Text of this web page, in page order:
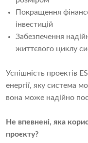
Покращення
інвестицій
Забезпечення
життєвого циклу
Успішність проектів
енергії, яку система
вона може надійно
Не впевнені, яка
проєкту?